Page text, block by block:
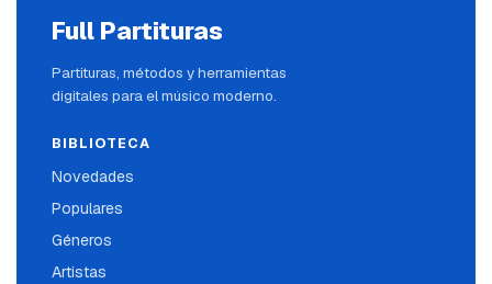
Full Partituras
Partituras, métodos y herramientas
digitales para el músico moderno.
BIBLIOTECA
Novedades
Populares
Géneros
Artistas